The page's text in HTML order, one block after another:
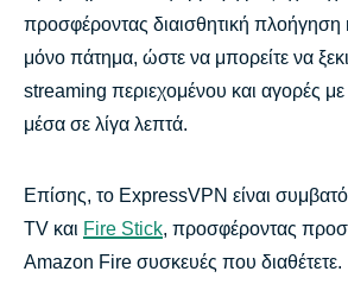
προσφέροντας διαισθητική πλοήγηση
μόνο πάτημα, ώστε να μπορείτε να
streaming περιεχομένου και αγορές
μέσα σε λίγα λεπτά.
Επίσης, το ExpressVPN είναι
TV και Fire Stick, προσφέροντας
Amazon Fire συσκευές που διαθέτετε.